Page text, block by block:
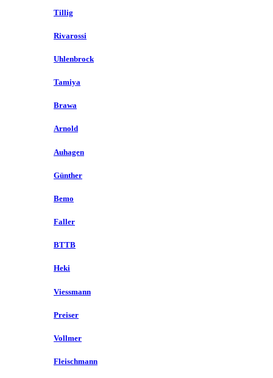
Tillig
Rivarossi
Uhlenbrock
Tamiya
Brawa
Arnold
Auhagen
Günther
Bemo
Faller
BTTB
Heki
Viessmann
Preiser
Vollmer
Fleischmann